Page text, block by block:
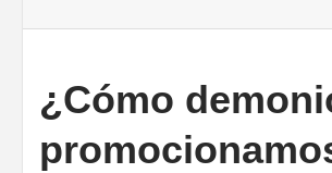
¿Cómo